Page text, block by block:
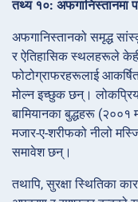
तथ्य १०: अफगानिस्तानमा
अफगानिस्तानको समृद्ध
र ऐतिहासिक स्थलहरूले
फोटोग्राफरहरूलाई
मोल्न इच्छुक छन्।
बामियानका बुद्धहरू (२००१
मजार-ए-शरीफको नीलो
समावेश छन्।
तथापि, सुरक्षा स्थितिका